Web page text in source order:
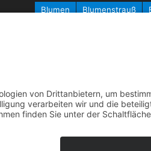
Blumen Blumenstrauß
Regenwasser
Rollstuhl
schöne Haare